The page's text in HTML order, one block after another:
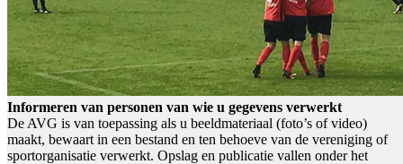
Informeren van personen van wie u gegevens verwerkt
De AVG is van toepassing als u beeldmateriaal (foto’s of video)
maakt, bewaart in een bestand en ten behoeve van de vereniging of
sportorganisatie verwerkt. Opslag en publicatie vallen onder het